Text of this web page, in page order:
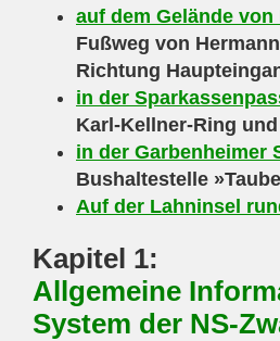
auf dem Gelände von
Fußweg von
Richtung
in der
Karl-Kellner-Ring
in der Garbenheimer
Bushaltestelle
Auf der Lahninsel
Kapitel 1:
Allgemeine
System der NS-